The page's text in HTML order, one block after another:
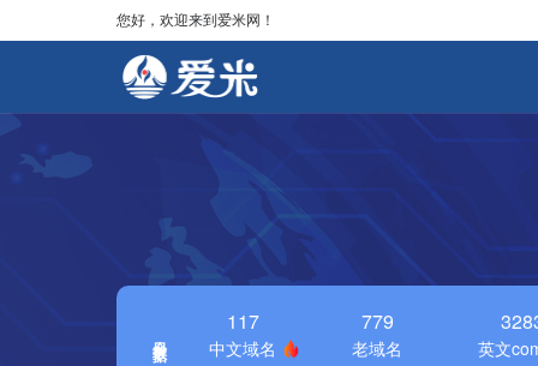
您好，欢迎来到爱米网！
117
中文域名
779
老域名 英文